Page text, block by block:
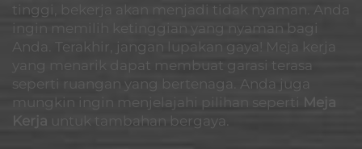
tinggi, bekerja akan menjadi tidak nyaman. Anda
ingin memilih ketinggian yang nyaman bagi
Anda. Terakhir, jangan lupakan gaya! Meja kerja
yang menarik dapat membuat garasi terasa
seperti ruangan yang bertenaga. Anda juga
mungkin ingin menjelajahi pilihan seperti
Meja
Kerja untuk tambahan bergaya.